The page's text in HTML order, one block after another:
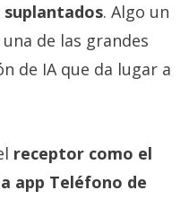
suplantados. Algo un
de las grandes
de IA que da lugar a
receptor como el
app Teléfono de